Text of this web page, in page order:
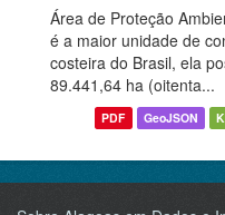
Área de Proteção
é a maior unidade de
costeira do Brasil, ela
89.441,64 ha (oitenta...
PDF GeoJSON